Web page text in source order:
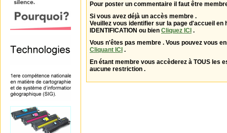
Pour poster un commentaire il faut être
Si vous avez déjà un accès membre .
Veuillez vous identifier sur la page d'accueil en
IDENTIFICATION ou bien Cliquez ICI .
Vous n'êtes pas membre . Vous pouvez vous
Cliquant ICI .
En étant membre vous accèderez à TOUS les
aucune restriction .